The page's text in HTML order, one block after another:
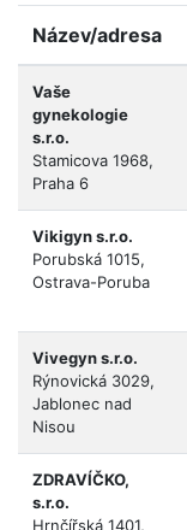
Název/adresa
Vaše
gynekologie
s.r.o.
Stamicova 1968,
Praha 6
Vikigyn s.r.o.
Porubská 1015,
Ostrava-Poruba
Vivegyn s.r.o.
Rýnovická 3029,
Jablonec nad
Nisou
ZDRAVÍČKO,
s.r.o.
Hrnčířská 1401,